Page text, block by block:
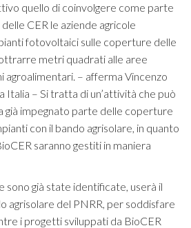
quello di coinvolgere come parte
CER le aziende agricole
fotovoltaici sulle coperture delle
metri quadrati alle aree
agroalimentari. – afferma Vincenzo
Italia – Si tratta di un’attività che può
già impegnato parte delle coperture
con il bando agrisolare, in quanto
saranno gestiti in maniera
sono già state identificate, userà il
agrisolare del PNRR, per soddisfare
i progetti sviluppati da BioCER